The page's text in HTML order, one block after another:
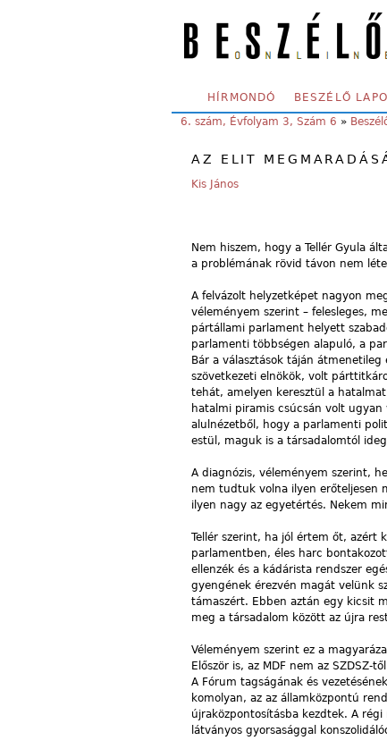
SECONDARY MENU
HÍRMONDÓ BESZÉLŐ
YOU ARE HERE:
6. szám, Évfolyam 3, Szám 6 »
AZ ELIT
Kis János
Nem hiszem, hogy a Tellér Gyula
a problémának rövid távon nem
A felvázolt helyzetképet nagyon
véleményem szerint – felesleges,
pártállami parlament helyett
parlamenti többségen alapuló, a
Bár a választások táján
szövetkezeti elnökök, volt
tehát, amelyen keresztül a
hatalmi piramis csúcsán volt
alulnézetből, hogy a parlamenti
estül, maguk is a társadalomtól
A diagnózis, véleményem szerint,
nem tudtuk volna ilyen erőteljesen
ilyen nagy az egyetértés. Nekem
Tellér szerint, ha jól értem őt, azért
parlamentben, éles harc
ellenzék és a kádárista rendszer
gyengének érezvén magát velünk
támaszért. Ebben aztán egy kicsit
meg a társadalom között az újra
Véleményem szerint ez a
Először is, az MDF nem az SZDSZ-
A Fórum tagságának és
komolyan, az az államközpontú
újraközpontosításba kezdtek. A
látványos gyorsasággal